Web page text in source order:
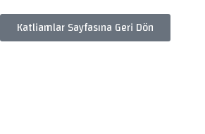
Katliamlar Sayfasına Geri Dön